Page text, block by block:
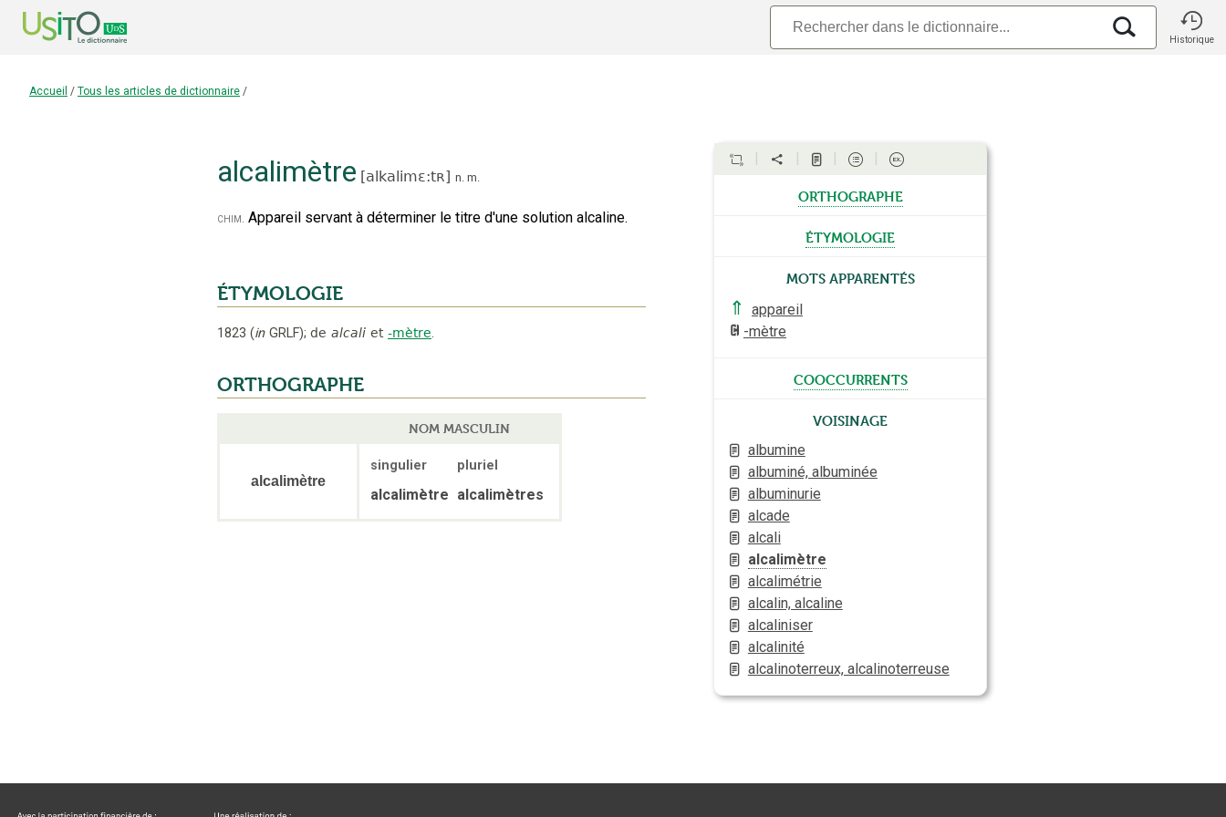
Historique
Accueil / Tous les articles de dictionnaire /
alcalimètre [alkalimɛ:tʀ] n. m.
chim. Appareil servant à déterminer le titre d'une solution alcaline.
ÉTYMOLOGIE
1823 (in GRLF); de alcali et -mètre.
ORTHOGRAPHE
NOM MASCULIN
alcalimètre
singulier pluriel
alcalimètre alcalimètres
orthographe
étymologie
Mots apparentés
⇑
appareil
-mètre
cooccurrents
Voisinage
albumine
albuminé, albuminée
albuminurie
alcade
alcali
alcalimètre
alcalimétrie
alcalin, alcaline
alcaliniser
alcalinité
alcalinoterreux, alcalinoterreuse